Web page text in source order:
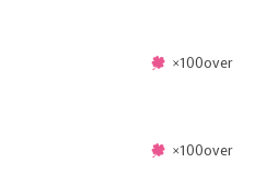
×100over
×100over